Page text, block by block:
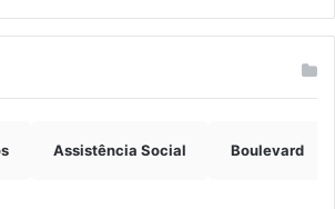
Assistência Social Boulevard